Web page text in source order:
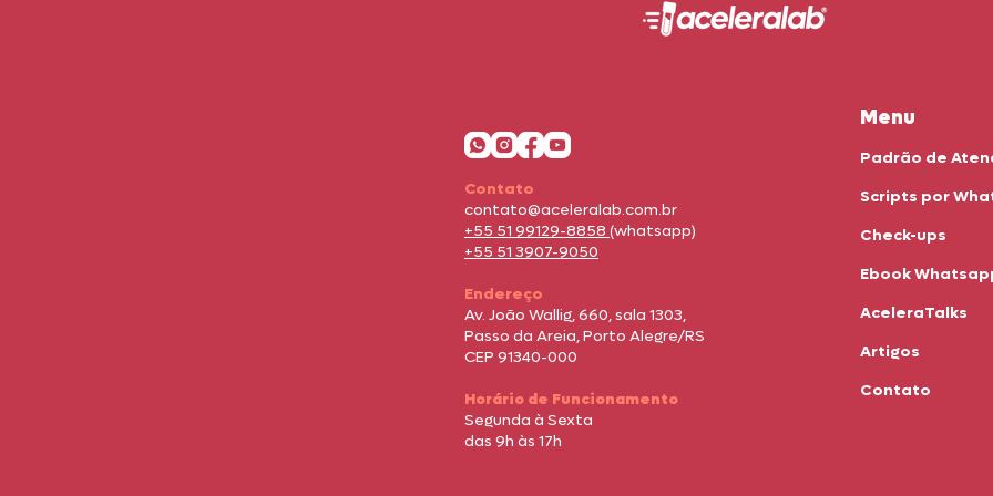
Menu
Contato
contato@aceleralab.com.br
+55 51 99129-8858 (whatsapp)
+55 51 3907-9050
Endereço
Av. João Wallig, 660, sala 1303,
Passo da Areia, Porto Alegre/RS
CEP 91340-000
Horário de Funcionamento
Segunda à Sexta
das 9h às 17h
Padrão de
Scripts por
Check-ups
Ebook
AceleraTalks
Artigos
Contato